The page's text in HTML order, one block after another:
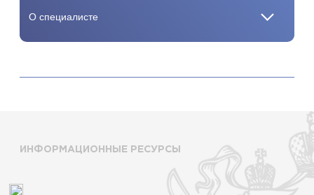
ИНФОРМАЦИОННЫЕ РЕСУРСЫ